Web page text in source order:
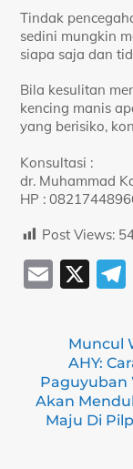
Tindak
sedini mungkin
siapa saja dan
Bila kesulitan
kencing manis
yang berisiko,
Konsultasi :
dr. Muhammad
HP :
Post Views:
E
ai
X
Muncul
AHY:
Paguyuban
Akan
Maju Di